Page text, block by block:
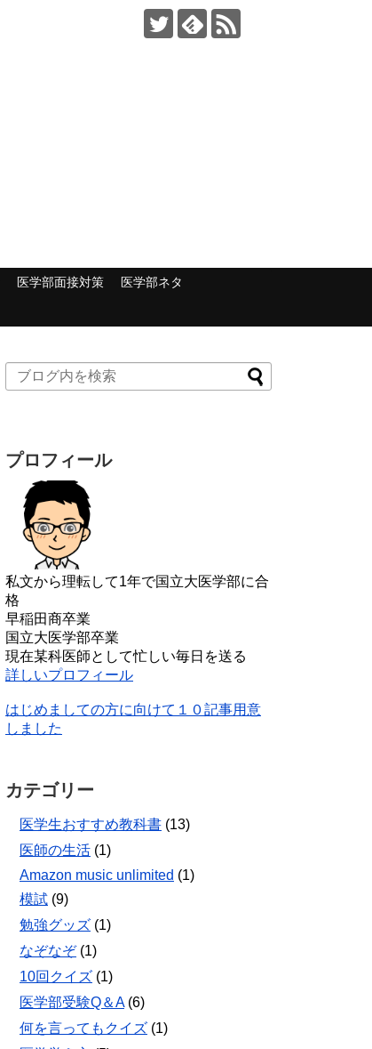
医学部面接対策
医学部ネタ
プロフィール
私文から理転して1年で国立大医学部に合
格
早稲田商卒業
国立大医学部卒業
現在某科医師として忙しい毎日を送る
詳しいプロフィール
はじめましての方に向けて１０記事用意
しました
カテゴリー
医学生おすすめ教科書 (13)
医師の生活 (1)
Amazon music unlimited (1)
模試 (9)
勉強グッズ (1)
なぞなぞ(1)
10回クイズ (1)
医学部受験Q＆A(6)
何を言ってもクイズ (1)